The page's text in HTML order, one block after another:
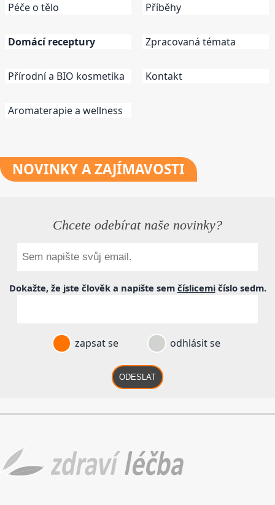
Péče o tělo
Domácí receptury
Přírodní a BIO kosmetika
Aromaterapie a wellness
Příběhy
Zpracovaná témata
Kontakt
NOVINKYA ZAJÍMAVOSTI
Chcete odebírat naše novinky?
Dokažte, že jste člověk a napište sem číslicemičíslo sedm.
zapsat se odhlásit se
ODESLAT